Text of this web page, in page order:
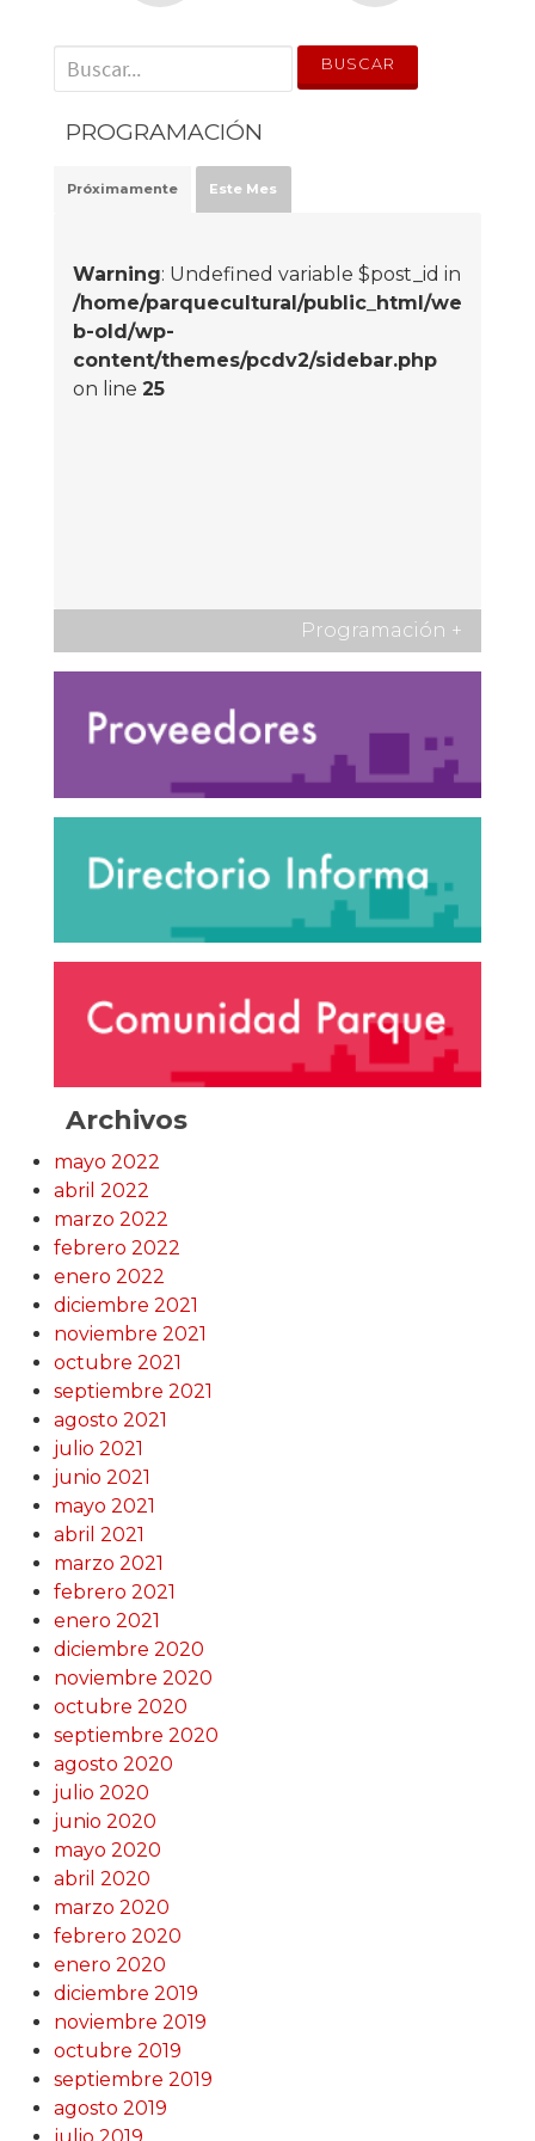
' . __('Search for:') . '
PROGRAMACIÓN
Próximamente Este Mes
Warning: Undefined variable $post_id in
/home/parquecultural/public_html/we
b-old/wp-
content/themes/pcdv2/sidebar.php
on line 25
Programación +
Archivos
mayo 2022
abril 2022
marzo 2022
febrero 2022
enero 2022
diciembre 2021
noviembre 2021
octubre 2021
septiembre 2021
agosto 2021
julio 2021
junio 2021
mayo 2021
abril 2021
marzo 2021
febrero 2021
enero 2021
diciembre 2020
noviembre 2020
octubre 2020
septiembre 2020
agosto 2020
julio 2020
junio 2020
mayo 2020
abril 2020
marzo 2020
febrero 2020
enero 2020
diciembre 2019
noviembre 2019
octubre 2019
septiembre 2019
agosto 2019